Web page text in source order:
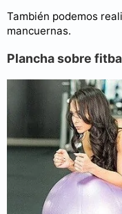
También podemos
mancuernas.
Plancha sobre